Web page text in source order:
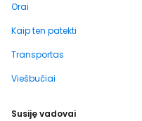
Orai
Kaip ten patekti
Transportas
Viešbučiai
Susiję vadovai